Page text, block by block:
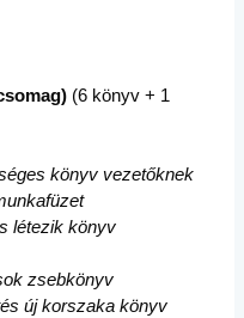
(6 könyv + 1
könyv vezetőknek
létezik könyv
zsebkönyv
új korszaka könyv